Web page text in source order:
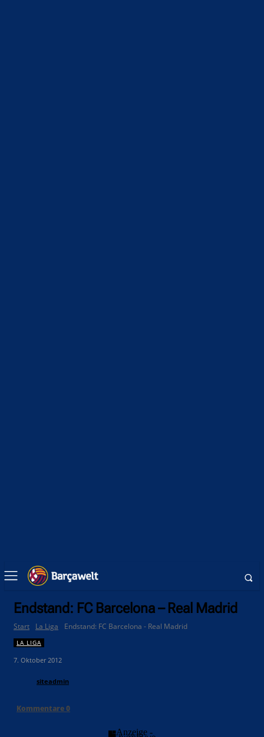
Endstand: FC Barcelona – Real Madrid
Start La Liga Endstand: FC Barcelona - Real Madrid
LA LIGA
7. Oktober 2012
siteadmin
Kommentare0
- Anzeige -